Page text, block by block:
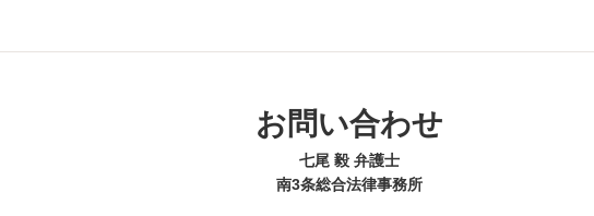
お問い合わせ
七尾 毅 弁護士
南3条総合法律事務所